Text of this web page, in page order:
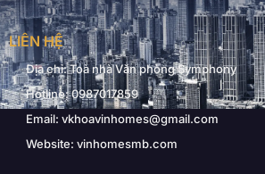
LIÊN HỆ
Địa chỉ: Toà nhà Văn phòng Symphony
Hotline: 0987017859
Email: vkhoavinhomes@gmail.com
Website: vinhomesmb.com